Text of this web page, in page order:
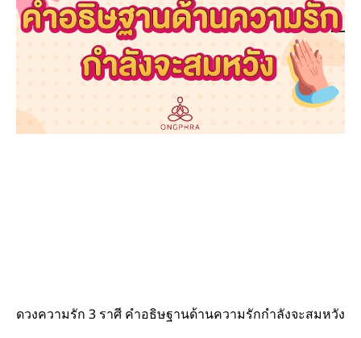
ดวงความรัก 3 ราศี คำอธิษฐานด้านความรักกำลังจะสมหวัง